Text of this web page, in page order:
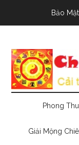
Bảo Mật
Phong
Giải Mộng